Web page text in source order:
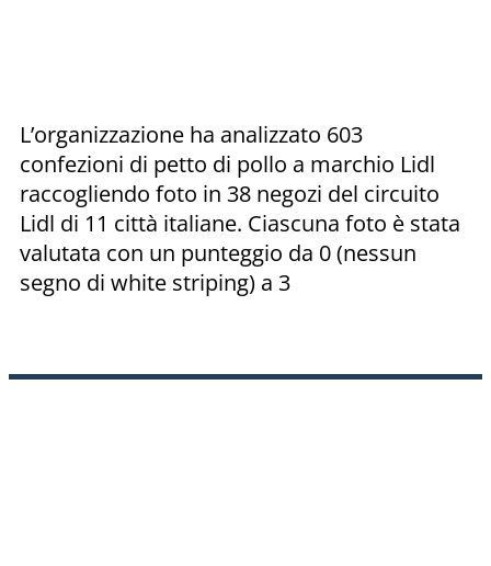
L’organizzazione ha analizzato 603
confezioni di petto di pollo a marchio Lidl
raccogliendo foto in 38 negozi del circuito
Lidl di 11 città italiane. Ciascuna foto è stata
valutata con un punteggio da 0 (nessun
segno di white striping) a 3